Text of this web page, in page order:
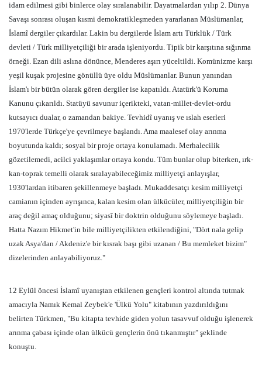
idam edilmesi gibi binlerce olay sıralanabilir. Dayatmalardan yılıp 2. Dünya
Savaşı sonrası oluşan kısmi demokratikleşmeden yararlanan Müslümanlar,
İslamî dergiler çıkardılar. Lakin bu dergilerde İslam artı Türklük / Türk
devleti / Türk milliyetçiliği bir arada işleniyordu. Tipik bir karşıtına sığınma
örneği. Ezan dili aslına dönünce, Menderes aşırı yüceltildi. Komünizme karşı
yeşil kuşak projesine gönüllü üye oldu Müslümanlar. Bunun yanından
İslam'ı bir bütün olarak gören dergiler ise kapatıldı. Atatürk'ü Koruma
Kanunu çıkarıldı. Statüyü savunur içerikteki, vatan-millet-devlet-ordu
kutsayıcı dualar, o zamandan bakiye. Tevhidî uyanış ve ıslah eserleri
1970'lerde Türkçe'ye çevrilmeye başlandı. Ama maalesef olay arınma
boyutunda kaldı; sosyal bir proje ortaya konulamadı. Merhalecilik
gözetilemedi, acilci yaklaşımlar ortaya kondu. Tüm bunlar olup biterken, ırk-
kan-toprak temelli olarak sıralayabileceğimiz milliyetçi anlayışlar,
1930'lardan itibaren şekillenmeye başladı. Mukaddesatçı kesim milliyetçi
camianın içinden ayrışınca, kalan kesim olan ülkücüler, milliyetçiliğin bir
araç değil amaç olduğunu; siyasî bir doktrin olduğunu söylemeye başladı.
Hatta Nazım Hikmet'in bile milliyetçilikten etkilendiğini, "Dört nala gelip
uzak Asya'dan / Akdeniz'e bir kısrak başı gibi uzanan / Bu memleket bizim"
dizelerinden anlayabiliyoruz."
12 Eylül öncesi İslamî uyanıştan etkilenen gençleri kontrol altında tutmak
amacıyla Namık Kemal Zeybek'e 'Ülkü Yolu" kitabının yazdırıldığını
belirten Türkmen, "Bu kitapta tevhide giden yolun tasavvuf olduğu işlenerek
arınma çabası içinde olan ülkücü gençlerin önü tıkanmıştır" şeklinde
konuştu.